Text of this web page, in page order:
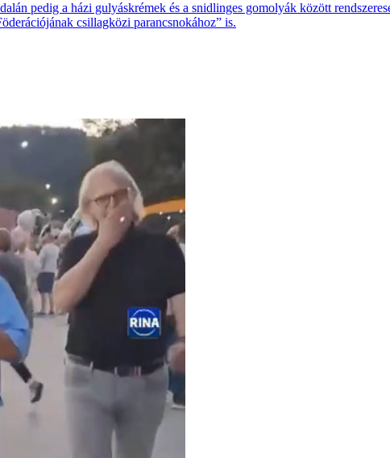
pedig a házi gulyáskrémek és a snidlinges gomolyák között
csillagközi parancsnokához” is.